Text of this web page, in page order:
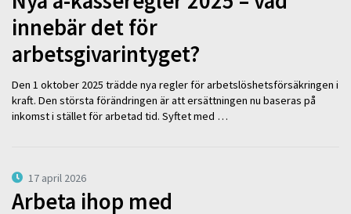
innebär det för
arbetsgivarintyget?
Den 1 oktober 2025 trädde nya regler för arbetslöshetsförsäkringen i
kraft. Den största förändringen är att ersättningen nu baseras på
inkomst i stället för arbetad tid. Syftet med …
17 april 2026
Arbeta ihop med